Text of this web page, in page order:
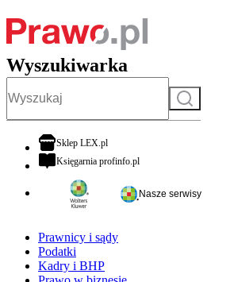
Wyszukiwarka
Szukaj
Sklep LEX.plotwiera się w nowej karcie
Księgarnia profinfo.plotwiera się w nowej karcie
Nasze serwisy
Prawnicy i sądy
Podatki
Kadry i BHP